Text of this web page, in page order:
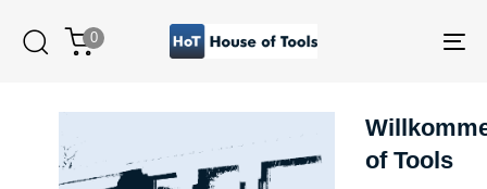
links
Inhalt
springen
0
of Tools